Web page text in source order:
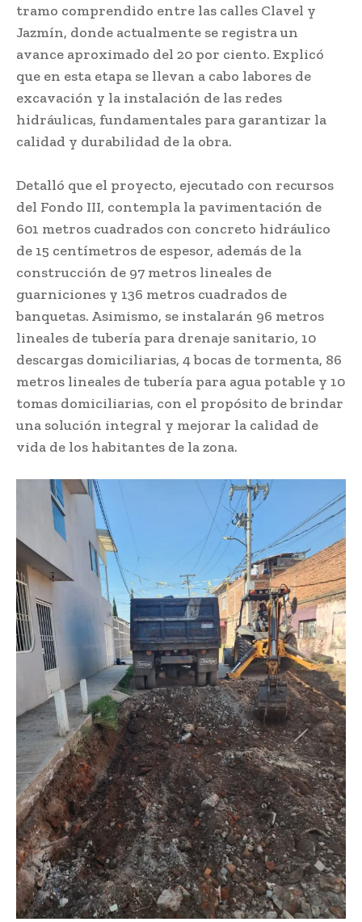
tramo comprendido entre las calles Clavel y
Jazmín, donde actualmente se registra un
avance aproximado del 20 por ciento. Explicó
que en esta etapa se llevan a cabo labores de
excavación y la instalación de las redes
hidráulicas, fundamentales para garantizar la
calidad y durabilidad de la obra.
Detalló que el proyecto, ejecutado con recursos
del Fondo III, contempla la pavimentación de
601 metros cuadrados con concreto hidráulico
de 15 centímetros de espesor, además de la
construcción de 97 metros lineales de
guarniciones y 136 metros cuadrados de
banquetas. Asimismo, se instalarán 96 metros
lineales de tubería para drenaje sanitario, 10
descargas domiciliarias, 4 bocas de tormenta, 86
metros lineales de tubería para agua potable y 10
tomas domiciliarias, con el propósito de brindar
una solución integral y mejorar la calidad de
vida de los habitantes de la zona.